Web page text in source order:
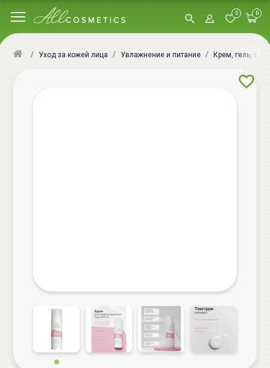
0 0
Уход за кожей лица Увлажнение и питание Крем, гель,